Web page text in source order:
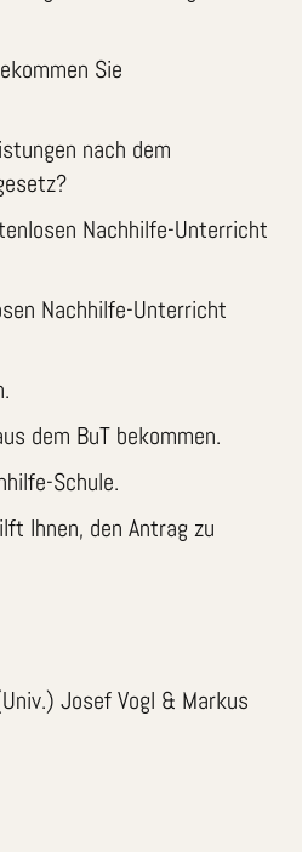
Sie
nach dem
Nachhilfe-Unterricht
Nachhilfe-Unterricht
dem BuT bekommen.
Schule.
Ihnen, den Antrag zu
Josef Vogl & Markus